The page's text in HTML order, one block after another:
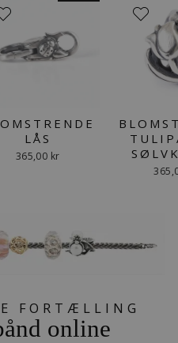
LÅS
365,00 kr
FORTÆLLING
online